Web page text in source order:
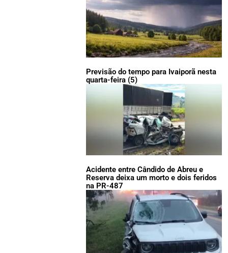
Previsão do tempo para Ivaiporã nesta
quarta-feira (5)
Acidente entre Cândido de Abreu e
Reserva deixa um morto e dois feridos
na PR-487